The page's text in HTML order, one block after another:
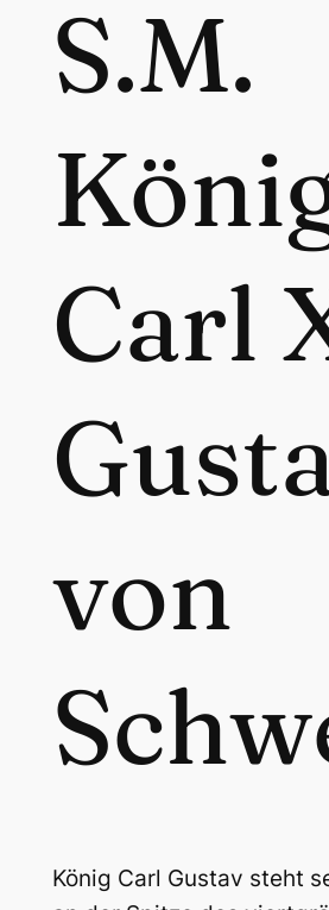
S.M.
Carl
von
König Carl Gustav steht